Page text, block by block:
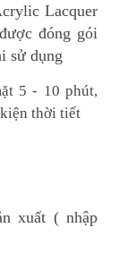
Lacquer
đóng gói
sử dụng
5 - 10 phút,
thời tiết
xuất ( nhập